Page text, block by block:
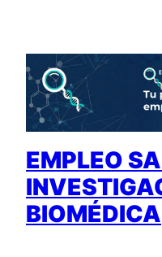
contenido
EMPLEO
BIOMÉDICA